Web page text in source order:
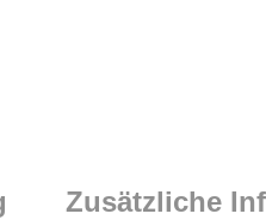
Zusätzliche